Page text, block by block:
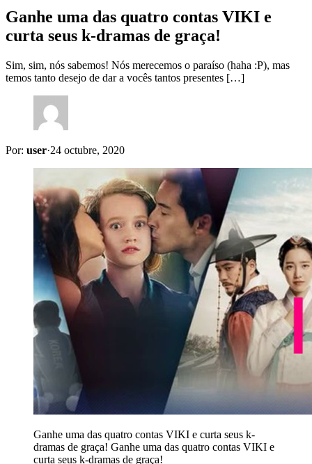
Ganhe uma das quatro contas VIKI e
curta seus k-dramas de graça!
Sim, sim, nós sabemos! Nós merecemos o paraíso (haha :P), mas
temos tanto desejo de dar a vocês tantos presentes […]
Por: user·24 octubre, 2020
Ganhe uma das quatro contas VIKI e curta seus k-
dramas de graça! Ganhe uma das quatro contas VIKI e
curta seus k-dramas de graça!